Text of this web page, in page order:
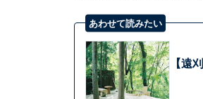
あわせて読みたい
【遠